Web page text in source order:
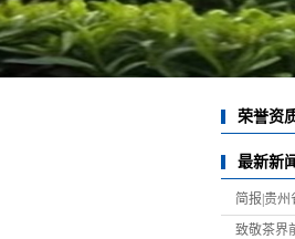
荣誉资
最新新
简报|贵州
致敬茶界